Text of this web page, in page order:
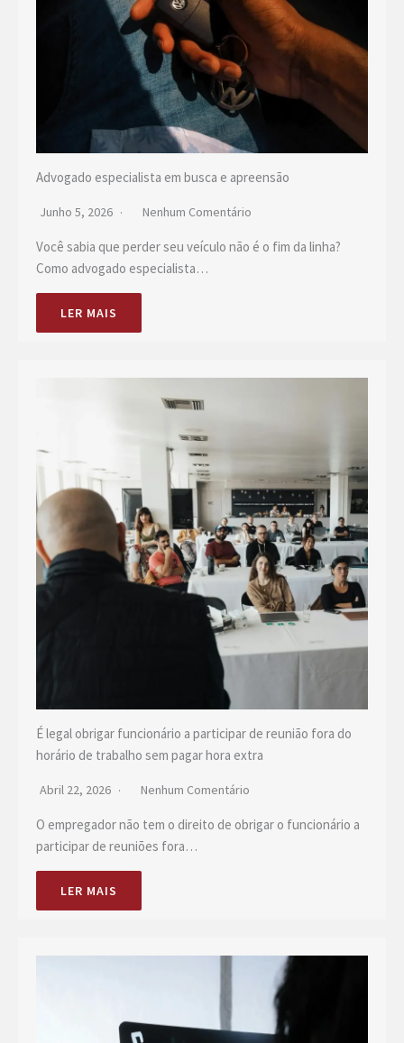
Advogado especialista em busca e apreensão
Junho 5, 2026 Nenhum Comentário
Você sabia que perder seu veículo não é o fim da linha?
Como advogado especialista…
LER MAIS
É legal obrigar funcionário a participar de reunião fora do
horário de trabalho sem pagar hora extra
Abril 22, 2026 Nenhum Comentário
O empregador não tem o direito de obrigar o funcionário a
participar de reuniões fora…
LER MAIS